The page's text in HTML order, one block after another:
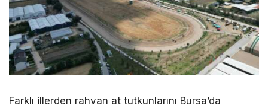
Farklı illerden rahvan at tutkunlarını Bursa’da